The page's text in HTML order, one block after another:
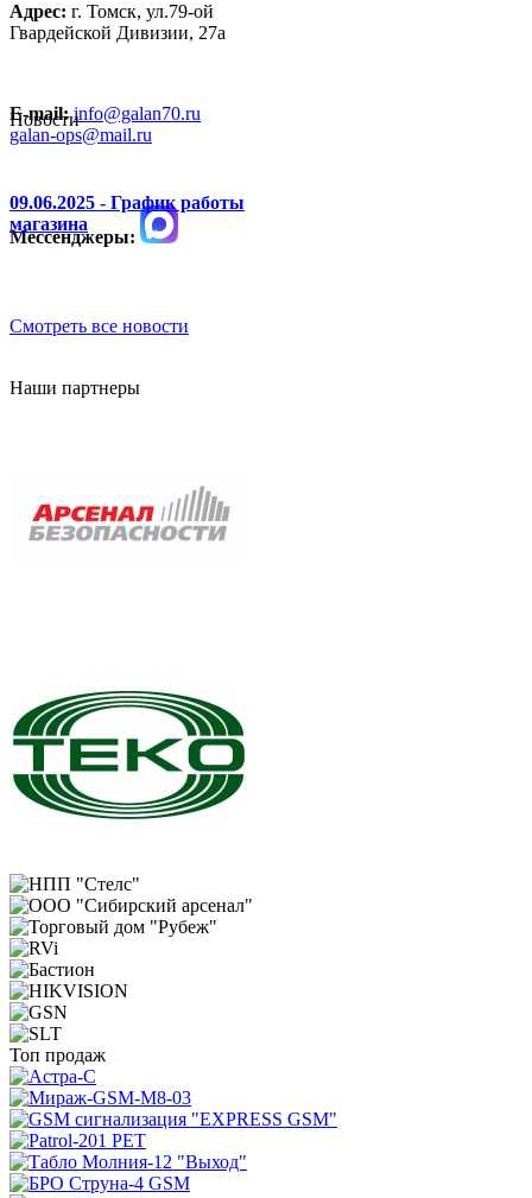
Адрес: г. Томск, ул.79-ой
Гвардейской Дивизии, 27а
E-mail: info@galan70.ru
galan-ops@mail.ru
Мессенджеры:
Новости
09.06.2025 - График работы
магазина
Смотреть все новости
Наши партнеры
Топ продаж